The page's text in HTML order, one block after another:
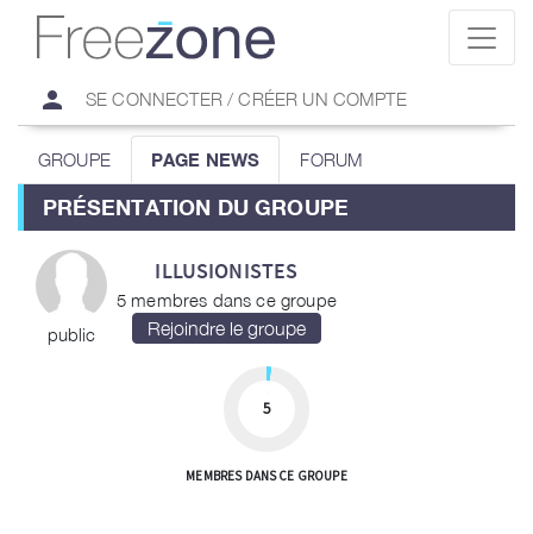
person SE CONNECTER / CRÉER UN COMPTE
GROUPE PAGE NEWS FORUM
PRÉSENTATION DU GROUPE
public
ILLUSIONISTES
5 membres dans ce groupe
5
MEMBRES DANS CE GROUPE